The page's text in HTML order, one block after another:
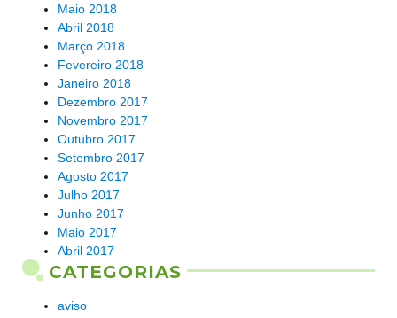
Maio 2018
Abril 2018
Março 2018
Fevereiro 2018
Janeiro 2018
Dezembro 2017
Novembro 2017
Outubro 2017
Setembro 2017
Agosto 2017
Julho 2017
Junho 2017
Maio 2017
Abril 2017
CATEGORIAS
aviso